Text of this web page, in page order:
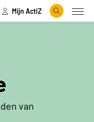
Mijn ActiZ
Zoeken
van